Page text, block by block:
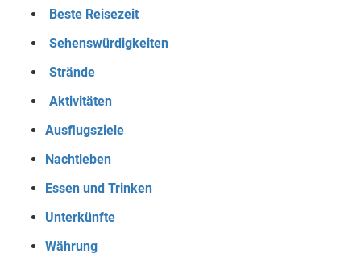
Beste Reisezeit
Sehenswürdigkeiten
Strände
Aktivitäten
Ausflugsziele
Nachtleben
Essen und Trinken
Unterkünfte
Währung